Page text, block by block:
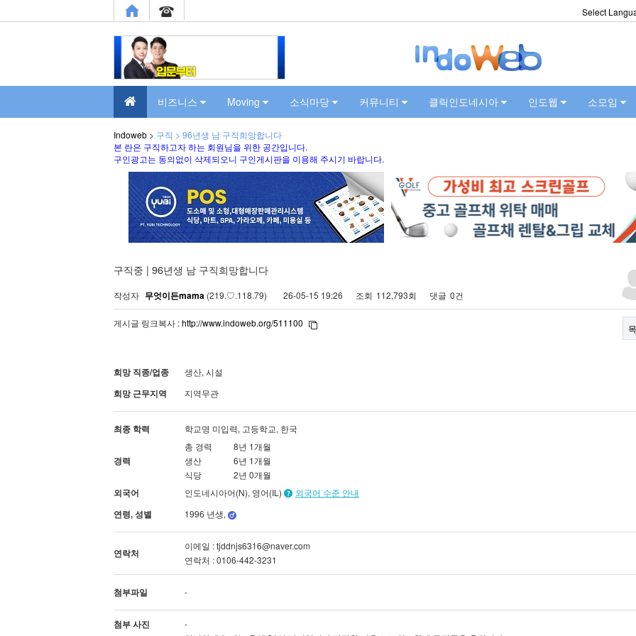
Select
비즈니스 Moving 소식마당 커뮤니티 클릭인도네시아 인도웹 소모임
Indoweb > 구직 > 96년생 남 구직희망합니다
본 란은 구직하고자 하는 회원님을 위한 공간입니다.
구인광고는 동의없이 삭제되오니 구인게시판을 이용해 주시기 바랍니다.
구직중 | 96년생 남 구직희망합니다
작성자 무엇이든mama (219.♡.118.79) 26-05-15 19:26 조회 112,793회 댓글 0건
게시글 링크복사 :http://www.indoweb.org/511100
희망 직종/업종 생산, 시설
희망 근무지역 지역무관
최종 학력 학교명 미입력, 고등학교, 한국
경력
총 경력
8년 1개월
생산
6년 1개월
식당
2년 0개월
외국어 인도네시아어(N), 영어(IL) 외국어 수준 안내
연령, 성별 1996 년생,
연락처
이메일 : tjddnjs6316@naver.com
연락처 : 0106-442-3231
첨부파일 -
첨부 사진
-